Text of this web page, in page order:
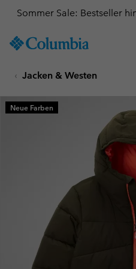
TO
SKIP
MAIN
NAV
Sommer Sale: Bestseller
Jacken & Westen
Neue Farben